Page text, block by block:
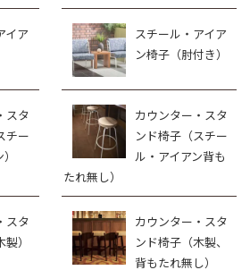
イア
スチール・アイア
ン椅子（肘付き）
スタ
チー
カウンター・スタ
ンド椅子（スチー
ル・アイアン背も
たれ無し）
スタ
）
カウンター・スタ
ンド椅子（木製、
背もたれ無し）